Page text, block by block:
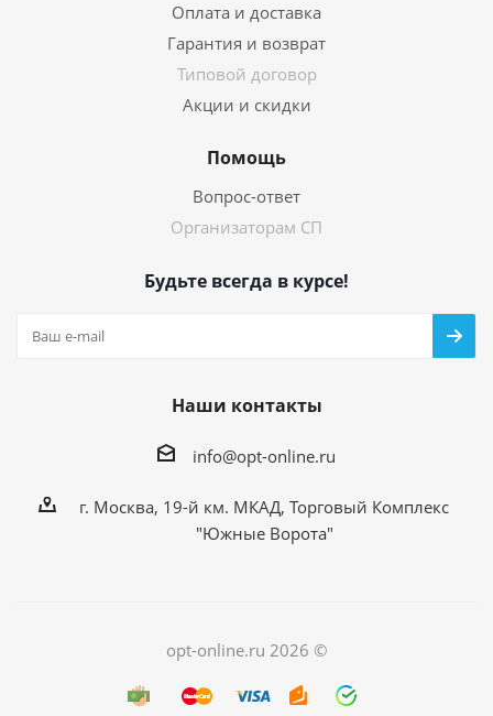
Оплата и доставка
Гарантия и возврат
Типовой договор
Акции и скидки
Помощь
Вопрос-ответ
Организаторам СП
Будьте всегда в курсе!
Наши контакты
info@opt-online.ru
г. Москва, 19-й км. МКАД, Торговый Комплекс
"Южные Ворота"
opt-online.ru 2026 ©